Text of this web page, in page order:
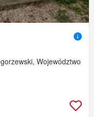
Województwo